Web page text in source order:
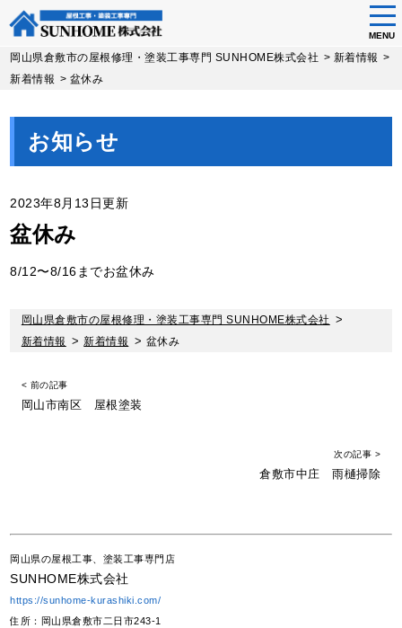
Skip
MENU
岡山県倉敷市の屋根修理・塗装工事専門 SUNHOME株式会社 > 新着情報 >
新着情報 > 盆休み
お知らせ
2023年8月13日更新
盆休み
8/12〜8/16までお盆休み
岡山県倉敷市の屋根修理・塗装工事専門 SUNHOME株式会社 >
新着情報 >新着情報 > 盆休み
< 前の記事
岡山市南区 屋根塗装
次の記事 >
倉敷市中庄 雨樋掃除
岡山県の屋根工事、塗装工事専門店
SUNHOME株式会社
https://sunhome-kurashiki.com/
住所：岡山県倉敷市二日市243-1